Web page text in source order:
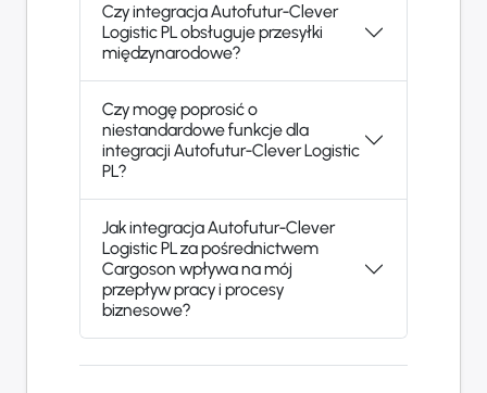
Czy integracja Autofutur-Clever
Logistic PL obsługuje przesyłki
międzynarodowe?
Czy mogę poprosić o
niestandardowe funkcje dla
integracji Autofutur-Clever Logistic
PL?
Jak integracja Autofutur-Clever
Logistic PL za pośrednictwem
Cargoson wpływa na mój
przepływ pracy i procesy
biznesowe?